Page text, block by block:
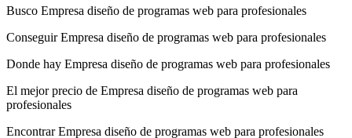
Busco Empresa diseño de programas web para profesionales
Conseguir Empresa diseño de programas web para profesionales
Donde hay Empresa diseño de programas web para profesionales
El mejor precio de Empresa diseño de programas web para
profesionales
Encontrar Empresa diseño de programas web para profesionales